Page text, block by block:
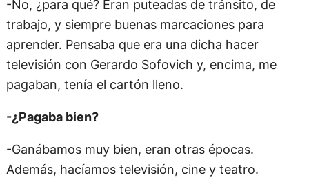
-No, ¿para qué? Eran puteadas de tránsito, de
trabajo, y siempre buenas marcaciones para
aprender. Pensaba que era una dicha hacer
televisión con Gerardo Sofovich y, encima, me
pagaban, tenía el cartón lleno.
-¿Pagaba bien?
-Ganábamos muy bien, eran otras épocas.
Además, hacíamos televisión, cine y teatro.